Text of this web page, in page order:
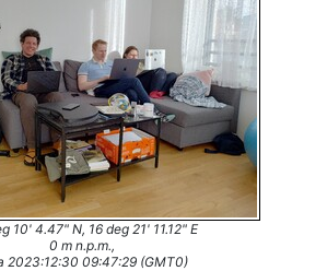
10' 4.47" N, 16 deg 21' 11.12" E
0 m n.p.m.,
2023:12:30 09:47:29 (GMT0)